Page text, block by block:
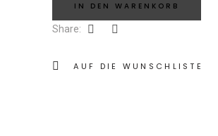
quantity
IN DEN WARENKORB
Share:
AUF DIE WUNSCHLISTE